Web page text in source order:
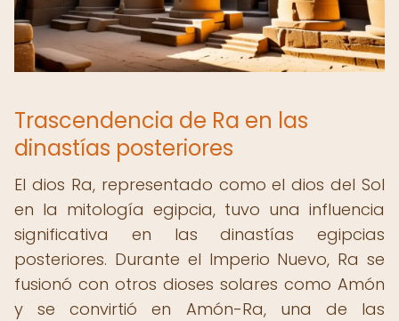
Trascendencia de Ra en las
dinastías posteriores
El dios Ra, representado como el dios del Sol
en la mitología egipcia, tuvo una influencia
significativa en las dinastías egipcias
posteriores. Durante el Imperio Nuevo, Ra se
fusionó con otros dioses solares como Amón
y se convirtió en Amón-Ra, una de las